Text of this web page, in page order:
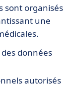
sont organisés
une
données
autorisés